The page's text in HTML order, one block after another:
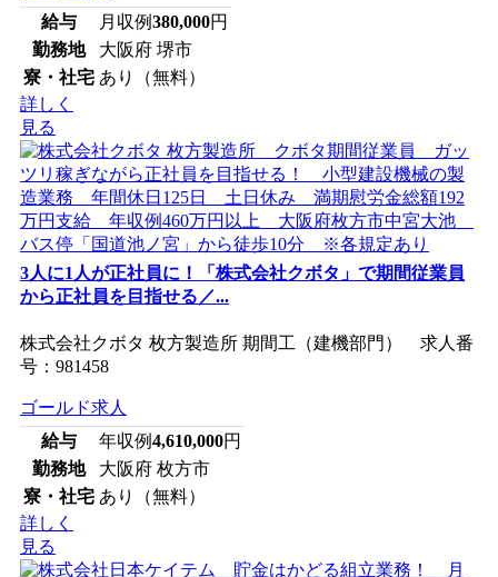
給与
月収例380,000円
勤務地
大阪府 堺市
寮・社宅 あり（無料）
詳しく
見る
3人に1人が正社員に！「株式会社クボタ」で期間従業員
から正社員を目指せる／...
株式会社クボタ 枚方製造所 期間工（建機部門） 求人番
号：981458
ゴールド求人
給与
年収例4,610,000円
勤務地
大阪府 枚方市
寮・社宅 あり（無料）
詳しく
見る